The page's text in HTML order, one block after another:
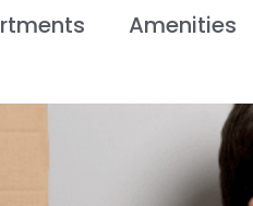
Amenities